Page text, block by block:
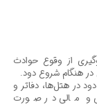
از وقوع حوادث
هنگام شروع دود.
در هتل‌ها، دفاتر و
و مالی در صورت